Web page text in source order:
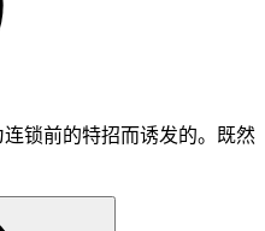
锁前的特招而诱发的。既然